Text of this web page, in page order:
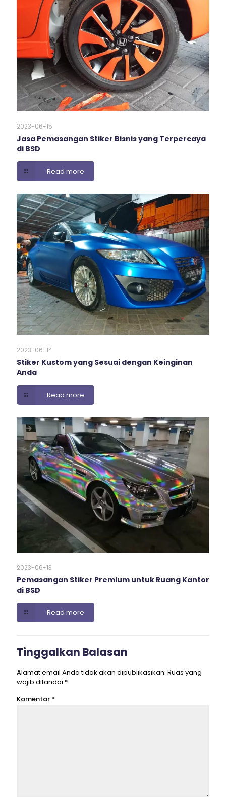
2023-06-15
Jasa Pemasangan Stiker Bisnis yang Terpercaya
di BSD
Read more
2023-06-14
Stiker Kustom yang Sesuai dengan Keinginan
Anda
Read more
2023-06-13
Pemasangan Stiker Premium untuk Ruang Kantor
di BSD
Read more
Tinggalkan Balasan
Alamat email Anda tidak akan dipublikasikan. Ruas yang
wajib ditandai *
Komentar *